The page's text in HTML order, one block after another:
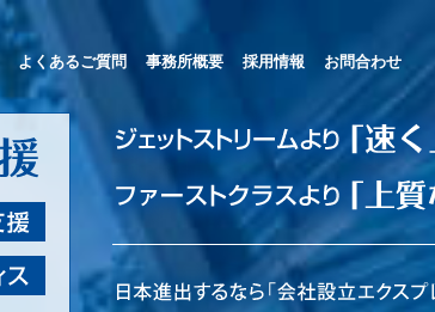
よくあるご質問 事務所概要 採用情報 お問合わせ